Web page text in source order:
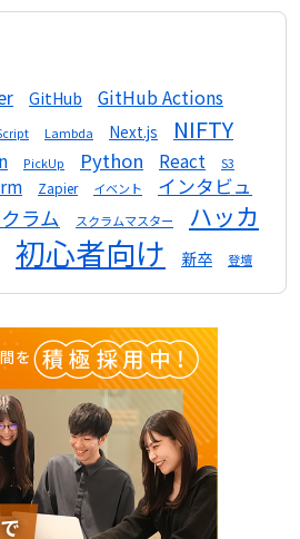
GitHub GitHub Actions
Lambda Next.js
NIFTY
PickUp Python React S3
Zapier イベント
インタビュ
ラム スクラムマスター
ハッカ
初心者向け 新卒 登壇